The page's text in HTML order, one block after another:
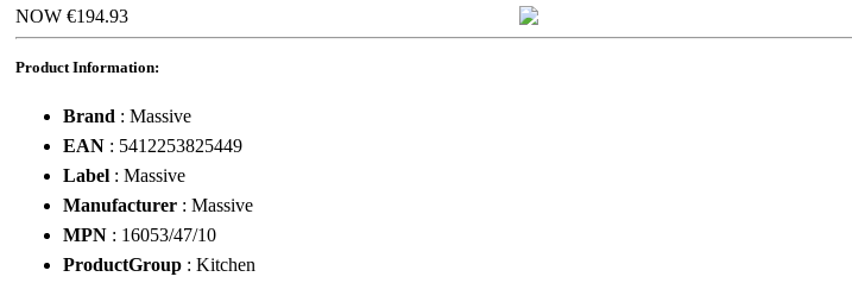
NOW €194.93
Product Information:
Brand : Massive
EAN : 5412253825449
Label : Massive
Manufacturer : Massive
MPN : 16053/47/10
ProductGroup : Kitchen